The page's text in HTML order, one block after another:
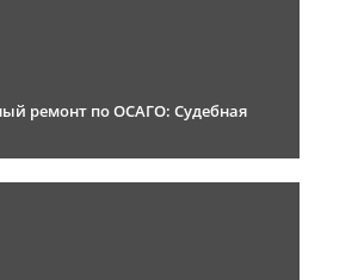
ремонт по ОСАГО: Судебная